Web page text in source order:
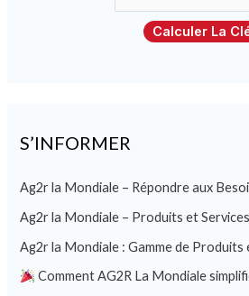
Calculer La
S’INFORMER
Ag2r la Mondiale – Répondre aux
Ag2r la Mondiale – Produits et
Ag2r la Mondiale : Gamme de Produits
Comment AG2R La Mondiale